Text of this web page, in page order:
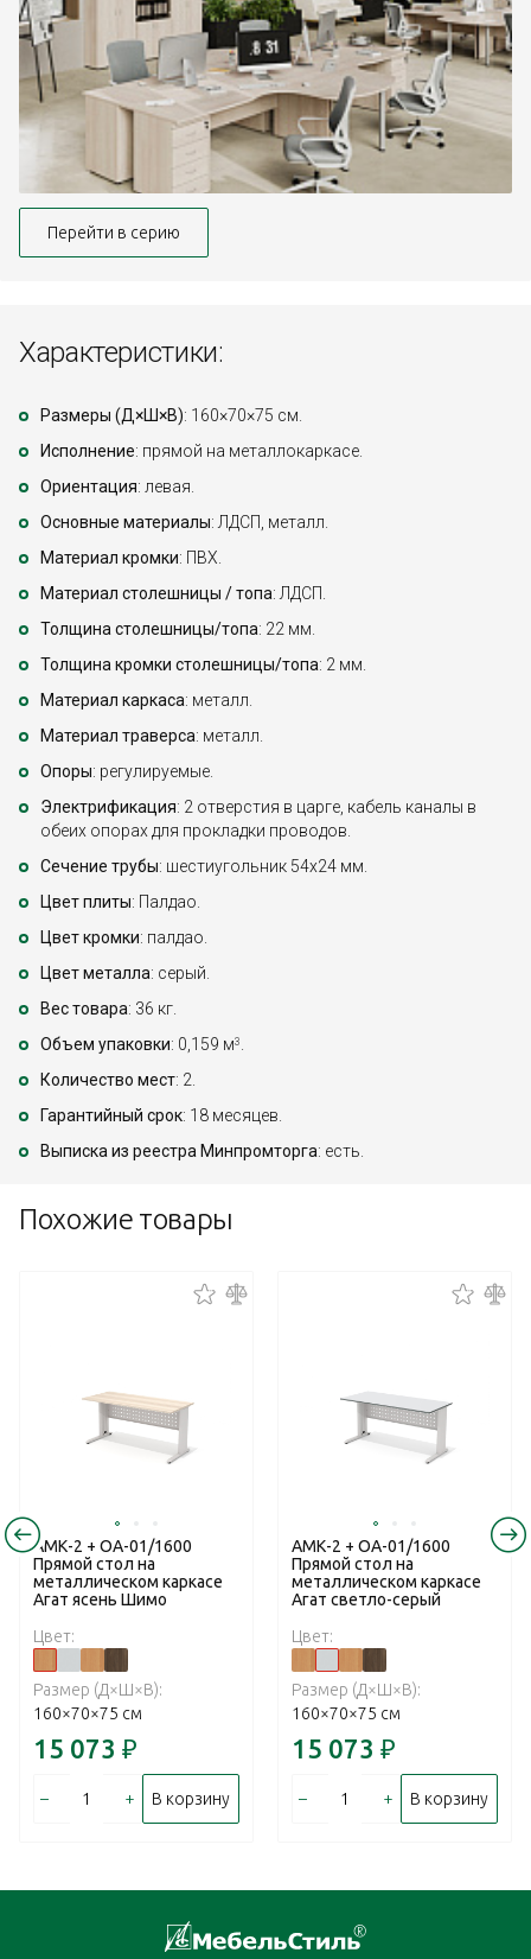
Перейти в серию
Характеристики:
Размеры (Д×Ш×В): 160×70×75 см.
Исполнение: прямой на металлокаркасе.
Ориентация: левая.
Основные материалы: ЛДСП, металл.
Материал кромки: ПВХ.
Материал столешницы / топа: ЛДСП.
Толщина столешницы/топа: 22 мм.
Толщина кромки столешницы/топа: 2 мм.
Материал каркаса: металл.
Материал траверса: металл.
Опоры: регулируемые.
Электрификация: 2 отверстия в царге, кабель каналы в
обеих опорах для прокладки проводов.
Сечение трубы: шестиугольник 54х24 мм.
Цвет плиты: Палдао.
Цвет кромки: палдао.
Цвет металла: серый.
Вес товара: 36 кг.
Объем упаковки: 0,159 м3 .
Количество мест: 2.
Гарантийный срок: 18 месяцев.
Выписка из реестра Минпромторга: есть.
Похожие товары
АМК-2 + ОА-01/1600
Прямой стол на
металлическом каркасе
Агат ясень Шимо
Цвет:
Размер (Д×Ш×В):
160×70×75 см
15 073 ₽
– + В корзину
АМК-2 + ОА-01/1600
Прямой стол на
металлическом каркасе
Агат светло-серый
Цвет:
Размер (Д×Ш×В):
160×70×75 см
15 073 ₽
– + В корзину